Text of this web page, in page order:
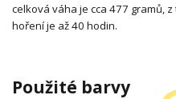
celková váha je cca 477 gramů,
hoření je až 40 hodin.
Použité barvy